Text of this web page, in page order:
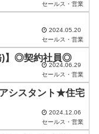
セールス・営業
2024.05.20
セールス・営業
)】◎契約社員◎
2024.06.29
セールス・営業
シスタント★住宅
2024.12.06
セールス・営業